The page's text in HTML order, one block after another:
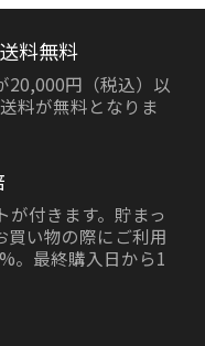
料無料
20,000円（税込）以
料が無料となりま
付きます。貯まっ
買い物の際にご利用
。最終購入日から1